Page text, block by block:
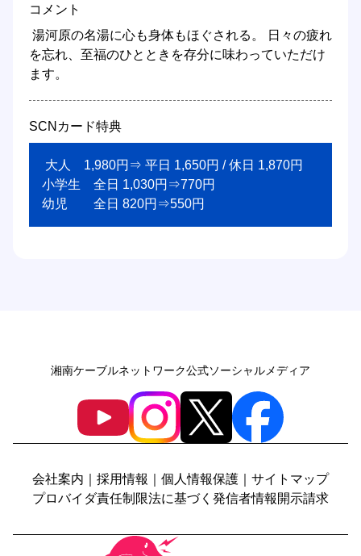
コメント
を忘れ、至福のひとときを存分に味わっていただけ
ます。
SCNカード特典
小学生　全日 1,030円⇒770円
幼児　　全日 820円⇒550円
湘南ケーブルネットワーク公式ソーシャルメディア
会社案内 採用情報 個人情報保護
サイトマップ
プロバイダ責任制限法に基づく発信者情報開示請求